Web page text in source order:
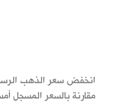
انخفض سعر الذهب
مقارنة بالسعر المسجل